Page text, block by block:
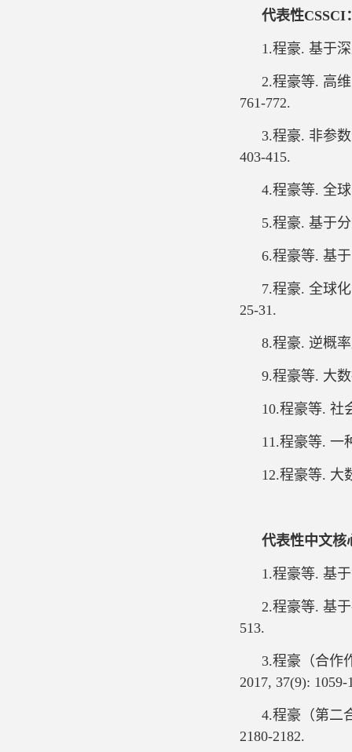
代表性CSSCI
1.程豪. 基于
2.程豪等. 高
761-772.
3.程豪. 非参
403-415.
4.程豪等. 全
5.程豪. 基于
6.程豪等. 基
7.程豪. 全球
25-31.
8.程豪. 逆概
9.程豪等. 大
10.程豪等. 社
11.程豪等. 一
12.程豪等. 大
代表性中文核
1.程豪等. 基
2.程豪等. 基
513.
3.程豪（合作
2017, 37(9): 1059-
4.程豪（第二
2180-2182.